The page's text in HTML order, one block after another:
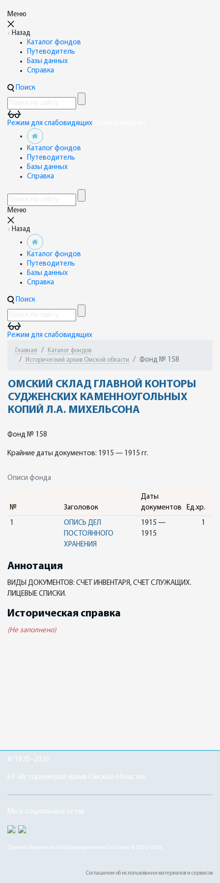
Меню
Назад
Каталог фондов
Путеводитель
Базы данных
Справка
Поиск
Режим для слабовидящих
Каталог фондов
Путеводитель
Базы данных
Справка
Меню
Назад
Каталог фондов
Путеводитель
Базы данных
Справка
Поиск
Режим для слабовидящих
Главная
Каталог фондов
Исторический архив Омской области
Фонд № 158
ОМСКИЙ СКЛАД ГЛАВНОЙ КОНТОРЫ
СУДЖЕНСКИХ КАМЕННОУГОЛЬНЫХ
КОПИЙ Л.А. МИХЕЛЬСОНА
Фонд № 158
Крайние даты документов: 1915 — 1915 гг.
Описи фонда
№ Заголовок
Даты
документов
Ед.хр.
1
ОПИСЬ ДЕЛ
ПОСТОЯННОГО
ХРАНЕНИЯ
1915 —
1915
1
Аннотация
ВИДЫ ДОКУМЕНТОВ: СЧЕТ ИНВЕНТАРЯ, СЧЕТ СЛУЖАЩИХ.
ЛИЦЕВЫЕ СПИСКИ.
Историческая справка
(Не заполнено)
© 1920–2026
БУ «Исторический архив Омской области»
Мы в социальных сетях
Единая Архивная Информационная Система © 2022–2026
Соглашение об использовании материалов и сервисов